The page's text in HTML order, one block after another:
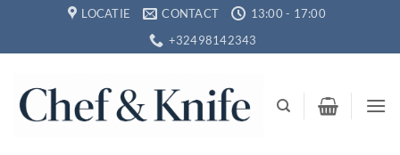
inhoud
LOCATIE CONTACT
13:00 - 17:00
+32498142343